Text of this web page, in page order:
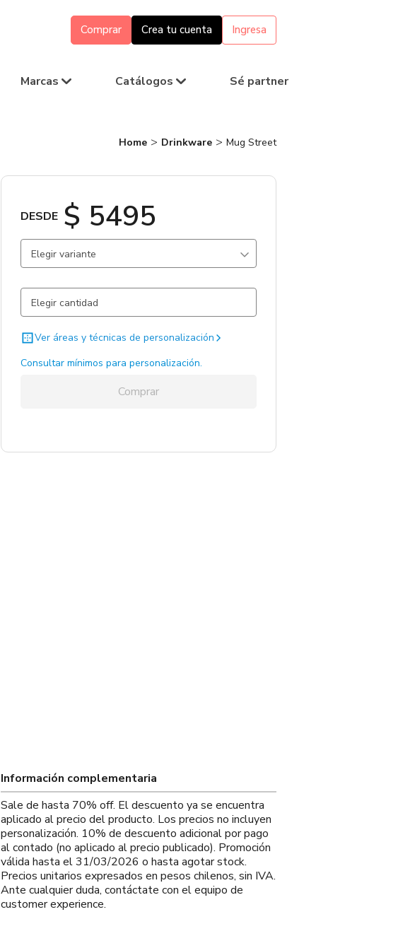
Comprar Crea tu cuenta Ingresa
Marcas Catálogos Sé partner
Home Drinkware Mug Street
DESDE $ 5495
Elegir variante
Negro / A.Inox/Hier / . 1834 un.
Blanco / A.Inox/Hier / . 1077 un.
Ver áreas y técnicas de personalización
Consultar mínimos para personalización.
Comprar
Información complementaria
Sale de hasta 70% off. El descuento ya se encuentra
aplicado al precio del producto. Los precios no incluyen
personalización. 10% de descuento adicional por pago
al contado (no aplicado al precio publicado). Promoción
válida hasta el 31/03/2026 o hasta agotar stock.
Precios unitarios expresados en pesos chilenos, sin IVA.
Ante cualquier duda, contáctate con el equipo de
customer experience.